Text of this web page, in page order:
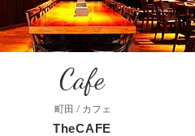
Cafe
町田 / カフェ
TheCAFE